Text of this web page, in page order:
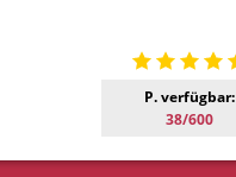
P. verfügbar:
38/600